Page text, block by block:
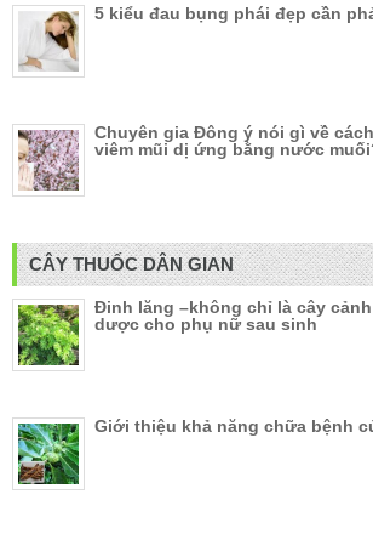
5 kiểu đau bụng phái đẹp cần
Chuyên gia Đông ý nói gì về
viêm mũi dị ứng bằng nước
CÂY THUỐC DÂN GIAN
Đinh lăng –không chỉ là cây
dược cho phụ nữ sau sinh
Giới thiệu khả năng chữa bệnh